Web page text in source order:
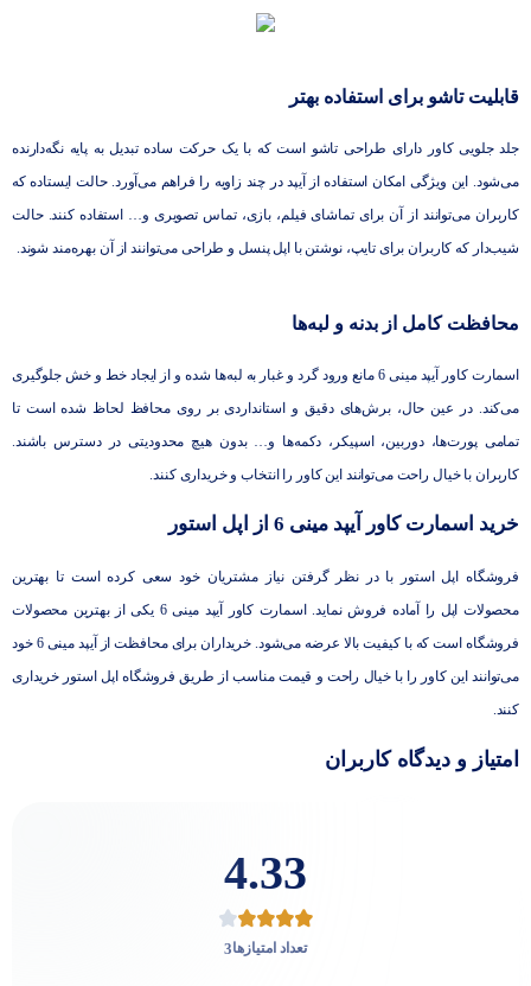
قابلیت تاشو برای استفاده بهتر
جلد جلویی کاور دارای طراحی تاشو است که با یک حرکت ساده تبدیل به پایه نگه‌دارنده
می‌شود. این ویژگی‌ امکان استفاده از آیپد در چند زاویه را فراهم می‌آورد. حالت ایستاده که
کاربران می‌توانند از آن برای تماشای فیلم، بازی، تماس تصویری و… استفاده کنند. حالت
شیب‌دار که کاربران برای تایپ، نوشتن با اپل پنسل و طراحی می‌توانند از آن بهره‌مند شوند.
محافظت کامل از بدنه و لبه‌ها
اسمارت کاور آیپد مینی 6 مانع ورود گرد و غبار به لبه‌ها شده و از ایجاد خط و خش جلوگیری
می‌کند. در عین حال، برش‌های دقیق و استانداردی بر روی محافظ لحاظ شده است تا
تمامی پورت‌ها، دوربین، اسپیکر، دکمه‌ها و… بدون هیچ محدودیتی در دسترس باشند.
کاربران با خیال راحت می‌توانند این کاور را انتخاب و خریداری کنند.
خرید اسمارت کاور آیپد مینی 6 از اپل استور
فروشگاه اپل استور با در نظر گرفتن نیاز مشتریان خود سعی کرده است تا بهترین
محصولات اپل را آماده فروش نماید. اسمارت کاور آیپد مینی 6 یکی از بهترین محصولات
فروشگاه است که با کیفیت بالا عرضه می‌شود. خریداران برای محافظت از آیپد مینی 6 خود
می‌توانند این کاور را با خیال راحت و قیمت مناسب از طریق فروشگاه اپل استور خریداری
کنند.
امتیاز و دیدگاه کاربران
4.33
تعداد امتیازها3